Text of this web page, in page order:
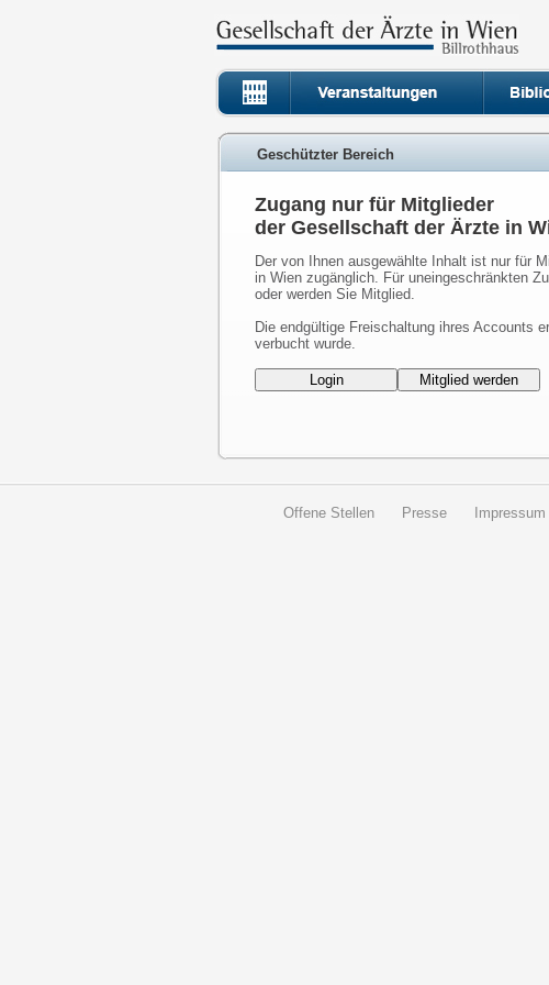
Geschützter Bereich
Zugang nur für Mitglieder
der Gesellschaft der Ärzte in
Der von Ihnen ausgewählte Inhalt ist nur für
in Wien zugänglich. Für uneingeschränkten
oder werden Sie Mitglied.
Die endgültige Freischaltung ihres Accounts
verbucht wurde.
Offene Stellen Presse Impressum